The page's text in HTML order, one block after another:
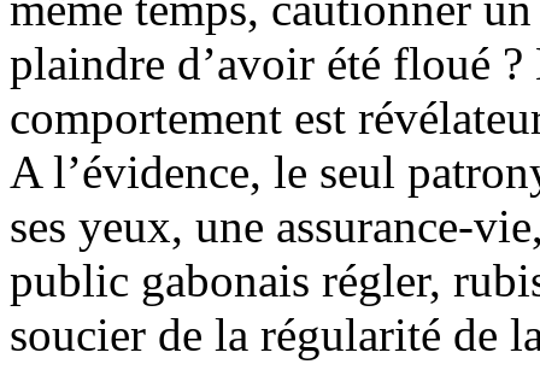
plaindre d’avoir été floué
comportement est
A l’évidence, le seul
ses yeux, une assurance-
public gabonais régler,
soucier de la régularité de